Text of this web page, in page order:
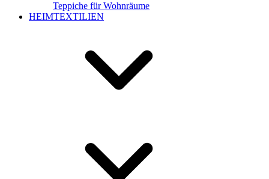
Teppiche für Wohnräume
HEIMTEXTILIEN